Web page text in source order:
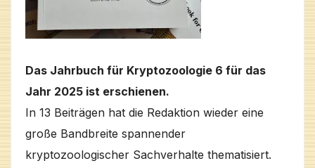
Das Jahrbuch für Kryptozoologie 6 für das
Jahr 2025 ist erschienen.
In 13 Beiträgen hat die Redaktion wieder eine
große Bandbreite spannender
kryptozoologischer Sachverhalte thematisiert.